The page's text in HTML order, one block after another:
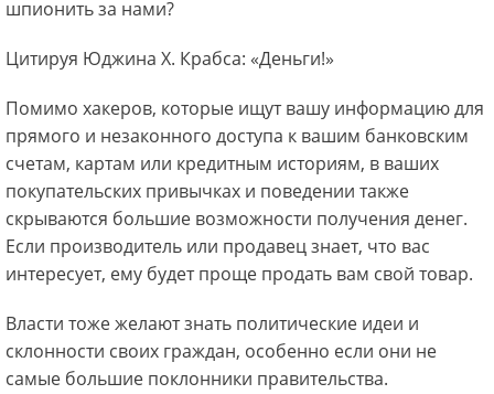
шпионить за нами?
Цитируя Юджина Х. Крабса: «Деньги!»
Помимо хакеров, которые ищут вашу информацию для
прямого и незаконного доступа к вашим банковским
счетам, картам или кредитным историям, в ваших
покупательских привычках и поведении также
скрываются большие возможности получения денег.
Если производитель или продавец знает, что вас
интересует, ему будет проще продать вам свой товар.
Власти тоже желают знать политические идеи и
склонности своих граждан, особенно если они не
самые большие поклонники правительства.